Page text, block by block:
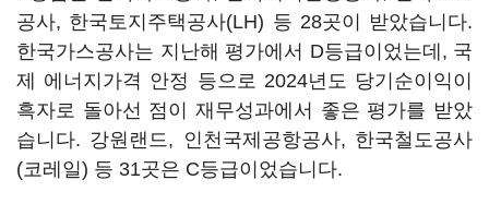
공사, 한국토지주택공사(LH) 등 28곳이 받았습니다.
한국가스공사는 지난해 평가에서 D등급이었는데, 국
제 에너지가격 안정 등으로 2024년도 당기순이익이
흑자로 돌아선 점이 재무성과에서 좋은 평가를 받았
습니다. 강원랜드, 인천국제공항공사, 한국철도공사
(코레일) 등 31곳은 C등급이었습니다.